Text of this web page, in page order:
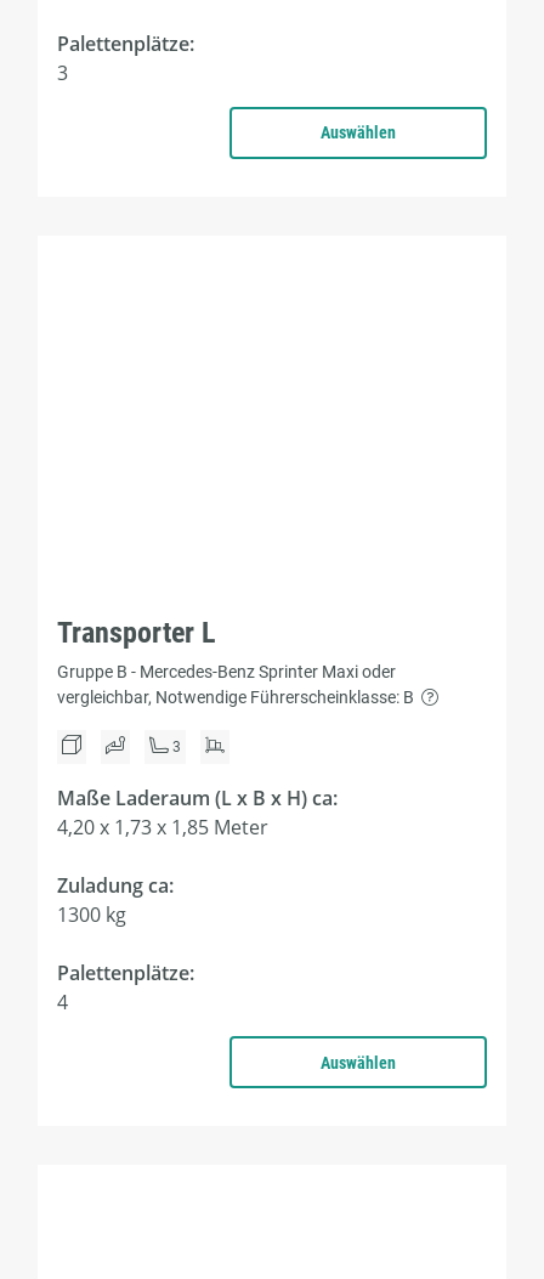
Palettenplätze:
3
Auswählen
Transporter L
Gruppe B - Mercedes-Benz Sprinter Maxi oder
vergleichbar, Notwendige Führerscheinklasse: B
3
Maße Laderaum (L x B x H) ca:
4,20 x 1,73 x 1,85 Meter
Zuladung ca:
1300 kg
Palettenplätze:
4
Auswählen